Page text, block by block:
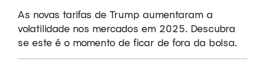
As novas tarifas de Trump aumentaram a
volatilidade nos mercados em 2025. Descubra
se este é o momento de ficar de fora da bolsa.